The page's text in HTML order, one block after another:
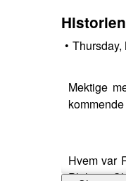
• Thursday,
Mektige
Hvem var
Philippe